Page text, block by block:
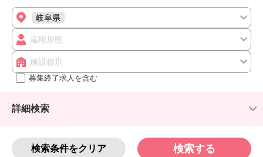
岐阜県
雇用形態
施設種別
募集終了求人を含む
詳細検索
検索条件をクリア 検索する